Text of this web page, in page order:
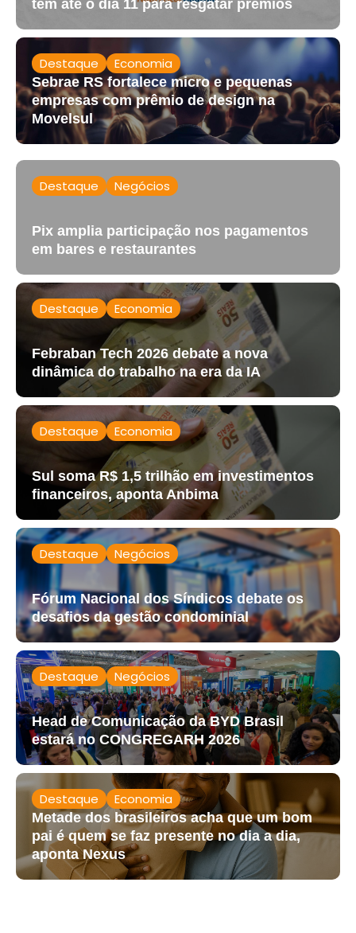
têm até o dia 11 para resgatar prêmios
Destaque Economia
Sebrae RS fortalece micro e pequenas
empresas com prêmio de design na
Movelsul
Destaque Negócios
Pix amplia participação nos pagamentos
em bares e restaurantes
Destaque Economia
Febraban Tech 2026 debate a nova
dinâmica do trabalho na era da IA
Destaque Economia
Sul soma R$ 1,5 trilhão em investimentos
financeiros, aponta Anbima
Destaque Negócios
Fórum Nacional dos Síndicos debate os
desafios da gestão condominial
Destaque Negócios
Head de Comunicação da BYD Brasil
estará no CONGREGARH 2026
Destaque Economia
Metade dos brasileiros acha que um bom
pai é quem se faz presente no dia a dia,
aponta Nexus